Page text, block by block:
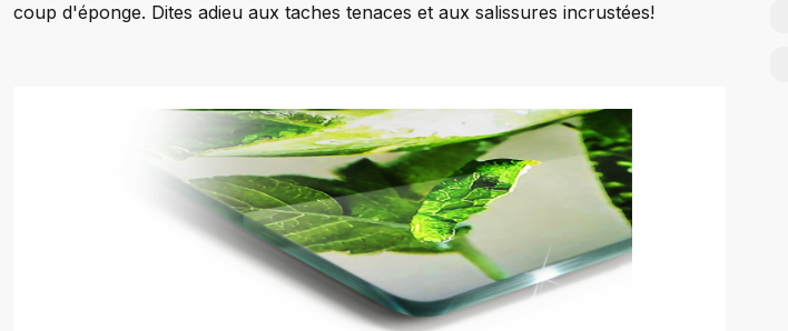
coup d'éponge. Dites adieu aux taches tenaces et aux salissures incrustées!